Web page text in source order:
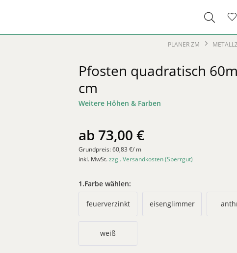
PLANER ZM
Pfosten quadratisch
cm
Weitere Höhen & Farben
ab 73,00 €
Grundpreis:60,83 €/ m
inkl. MwSt.zzgl. Versandkosten (Sperrgut)
1.Farbe wählen:
feuerverzinkt eisenglimmer
weiß